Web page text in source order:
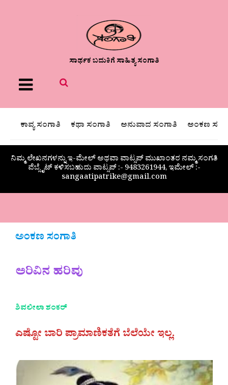
ಸಾರ್ಥಕ ಬದುಕಿಗೆ ಸಾಹಿತ್ಯ ಸಂಗಾತಿ
Menu
ಕಾವ್ಯ ಸಂಗಾತಿ ಕಥಾ ಸಂಗಾತಿ ಅನುವಾದ ಸಂಗಾತಿ ಅಂಕಣ
ನಿಮ್ಮ ಲೇಖನಗಳನ್ನು ಇ-ಮೇಲ್ ಅಥವಾ ವಾಟ್ಸಪ್ ಮುಖಾಂತರ ನಮ್ಮ ಸಂಗತಿ
ವೆಬ್ಸೈಟ್ ಕಳಿಸಬಹುದು ವಾಟ್ಸಪ್‌ :- 9483261944, ಇಮೇಲ್ :-
sangaatipatrike@gmail.com
ಅಂಕಣ ಸಂಗಾತಿ
ಅರಿವಿನ ಹರಿವು
ಶಿವಲೀಲಾಶಂಕರ್
ಎಷ್ಟೋ ಬಾರಿ ಪ್ರಾಮಾಣಿಕತೆಗೆ ಬೆಲೆಯೇ ಇಲ್ಲ.